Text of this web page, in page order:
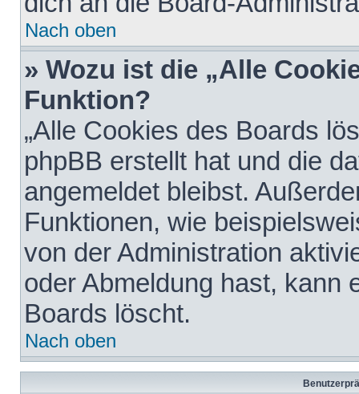
Nach oben
» Wozu ist die „Alle
Funktion?
„Alle Cookies des Boards
phpBB erstellt hat und die
angemeldet bleibst.
Funktionen, wie
von der Administration
oder Abmeldung hast, kann
Boards löscht.
Nach oben